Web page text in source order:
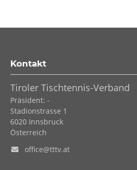
Kontakt
Tiroler Tischtennis-Verband
Präsident: -
Stadionstrasse 1
6020 Innsbruck
Österreich
office@tttv.at